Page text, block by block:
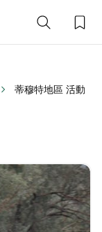
蒂穆特地區 活動